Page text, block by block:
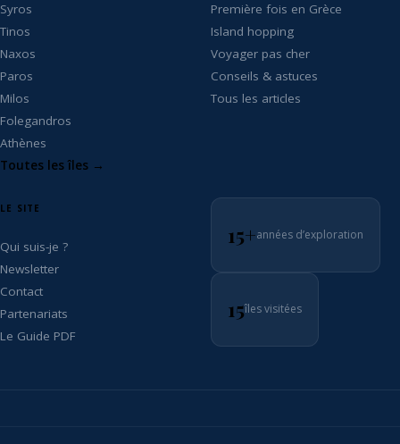
Syros
Tinos
Naxos
Paros
Milos
Folegandros
Athènes
Toutes les îles →
Première fois en Grèce
Island hopping
Voyager pas cher
Conseils & astuces
Tous les articles
LE SITE
Qui suis-je ?
Newsletter
Contact
Partenariats
Le Guide PDF
15+années d’exploration
15îles visitées